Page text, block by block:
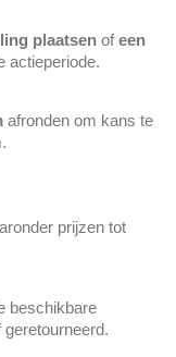
plaatsen of een
actieperiode.
afronden om kans te
beschikbare